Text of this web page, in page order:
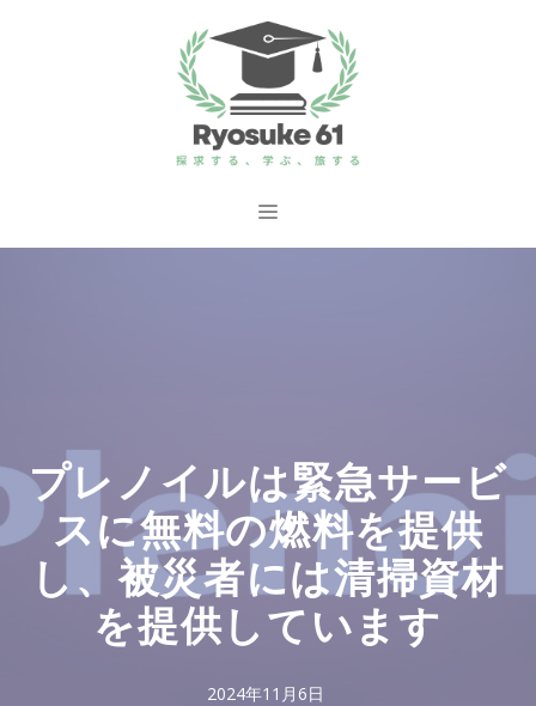
ス
メ
プレノイルは緊急サービ
スに無料の燃料を提供
し、被災者には清掃資材
を提供しています
2024年11月6日